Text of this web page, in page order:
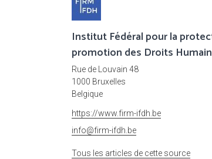
Institut Fédéral pour la
promotion des Droits
Rue de Louvain 48
1000 Bruxelles
Belgique
https://www.firm-ifdh.be
info@firm-ifdh.be
Tous les articles de cette source